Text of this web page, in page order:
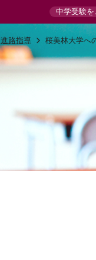
中学受験
進路指導 桜美林大学へ